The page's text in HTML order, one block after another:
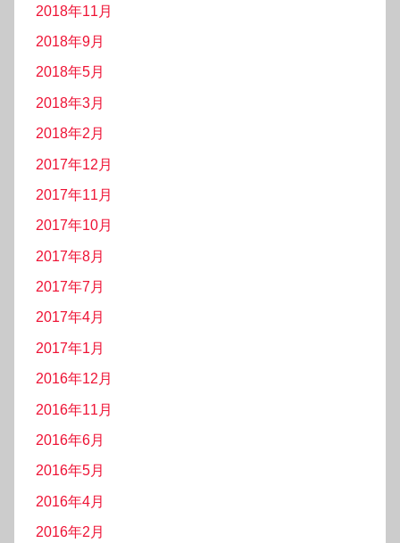
2018年11月
2018年9月
2018年5月
2018年3月
2018年2月
2017年12月
2017年11月
2017年10月
2017年8月
2017年7月
2017年4月
2017年1月
2016年12月
2016年11月
2016年6月
2016年5月
2016年4月
2016年2月